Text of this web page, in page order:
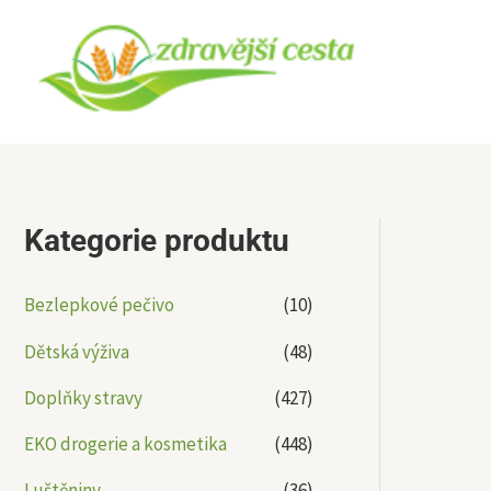
obsah
Kategorie produktu
Bezlepkové pečivo
(10)
Dětská výživa
(48)
Doplňky stravy
(427)
EKO drogerie a kosmetika
(448)